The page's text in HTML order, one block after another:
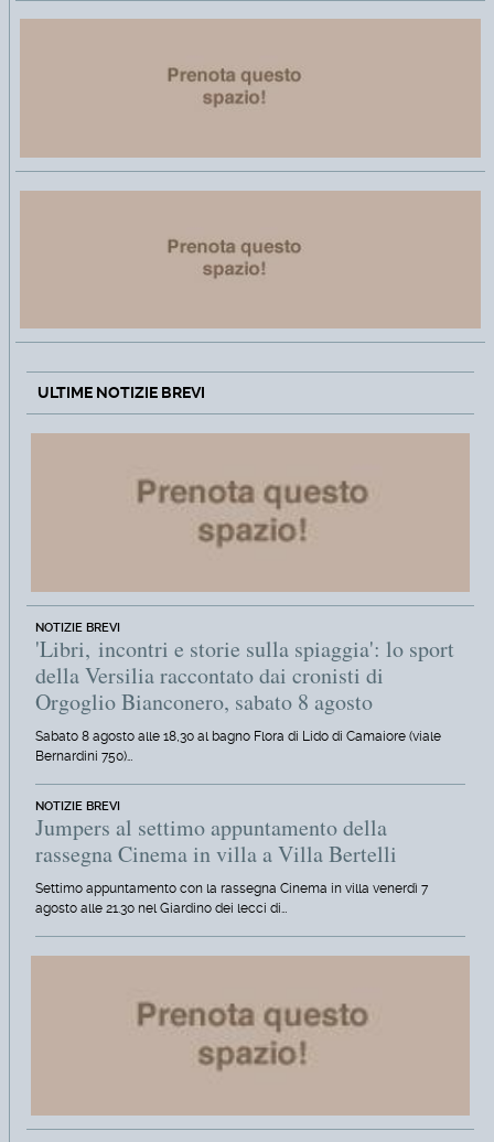
ULTIME NOTIZIE BREVI
NOTIZIE BREVI
'Libri, incontri e storie sulla spiaggia': lo sport
della Versilia raccontato dai cronisti di
Orgoglio Bianconero, sabato 8 agosto
Sabato 8 agosto alle 18,30 al bagno Flora di Lido di Camaiore (viale
Bernardini 750)…
NOTIZIE BREVI
Jumpers al settimo appuntamento della
rassegna Cinema in villa a Villa Bertelli
Settimo appuntamento con la rassegna Cinema in villa venerdì 7
agosto alle 21.30 nel Giardino dei lecci di…